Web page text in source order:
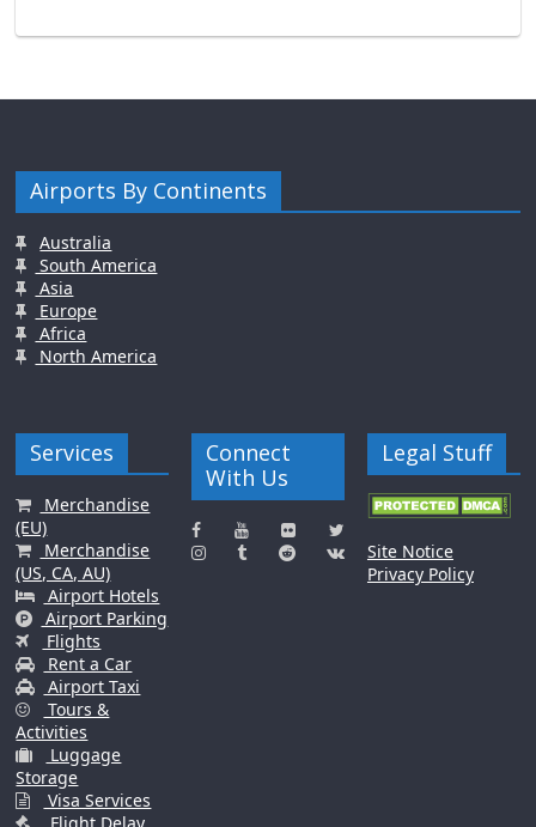
Airports By Continents
Australia
South America
Asia
Europe
Africa
North America
Services
Merchandise
(EU)
Merchandise
(US, CA, AU)
Airport Hotels
Airport Parking
Flights
Rent a Car
Airport Taxi
Tours &
Activities
Luggage
Storage
Visa Services
Connect
With Us
Legal Stuff
Site Notice
Privacy Policy